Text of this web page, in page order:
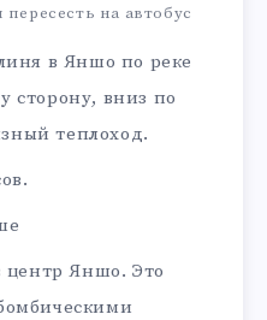
на автобус
в Яншо по реке
сторону, вниз по
теплоход.
центр Яншо. Это